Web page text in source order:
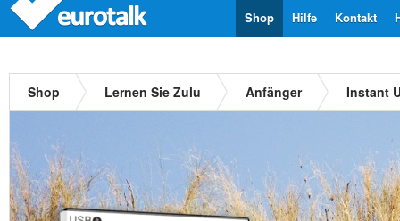
Kontakt
Hilfe
Shop
Shop Lernen Sie Zulu Anfänger Instant